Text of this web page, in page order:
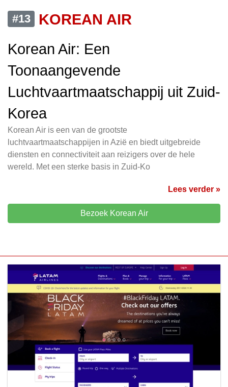
#13
KOREAN AIR
Korean Air: Een
Toonaangevende
Luchtvaartmaatschappij uit Zuid-
Korea
Korean Air is een van de grootste
luchtvaartmaatschappijen in Azië en biedt uitgebreide
diensten en connectiviteit aan reizigers over de hele
wereld. Met een sterke basis in Zuid-Ko
Lees verder »
Bezoek Korean Air